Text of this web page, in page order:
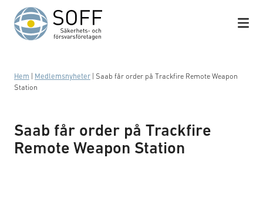
Hoppa till innehåll
Hem Medlemsnyheter
Saab får order på Trackfire Remote Weapon
Station
Saab får order på Trackfire
Remote Weapon Station